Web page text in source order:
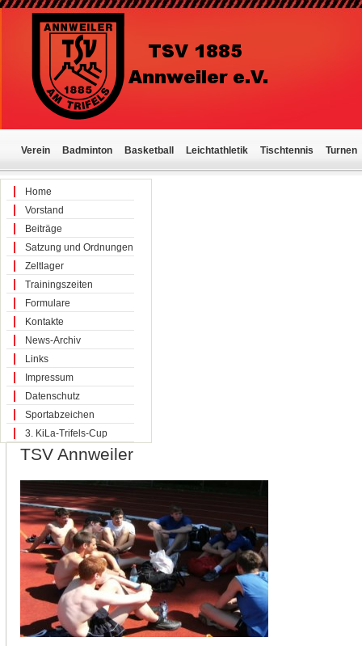
Verein Badminton Basketball Leichtathletik Tischtennis Turnen
Home
Vorstand
Beiträge
Satzung und Ordnungen
Zeltlager
Trainingszeiten
Formulare
Kontakte
News-Archiv
Links
Impressum
Datenschutz
Sportabzeichen
3. KiLa-Trifels-Cup
TSV Annweiler